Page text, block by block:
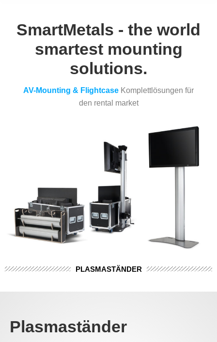
SmartMetals - the world
smartest mounting
solutions.
AV-Mounting & Flightcase Komplettlösungen für
den rental market
PLASMASTÄNDER
Plasmaständer